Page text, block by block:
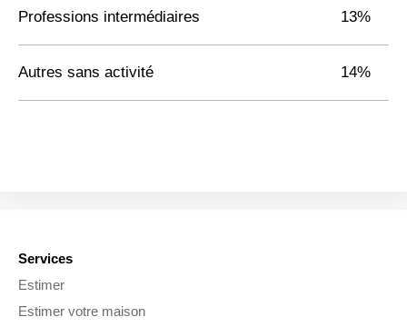
Professions intermédiaires 13%
Autres sans activité 14%
Services
Estimer
Estimer votre maison